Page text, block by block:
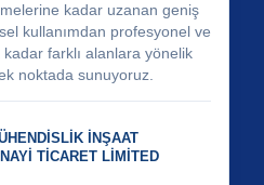
kadar uzanan geniş
kullanımdan profesyonel ve
farklı alanlara yönelik
noktada sunuyoruz.
İNŞAAT
TİCARET LİMİTED